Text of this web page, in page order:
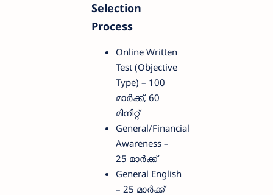
Selection
Process
Online Written
Test (Objective
Type) – 100
മാർക്ക്, 60
മിനിറ്റ്
General/Financial
Awareness –
25 മാർക്ക്
General English
– 25 മാർക്ക്